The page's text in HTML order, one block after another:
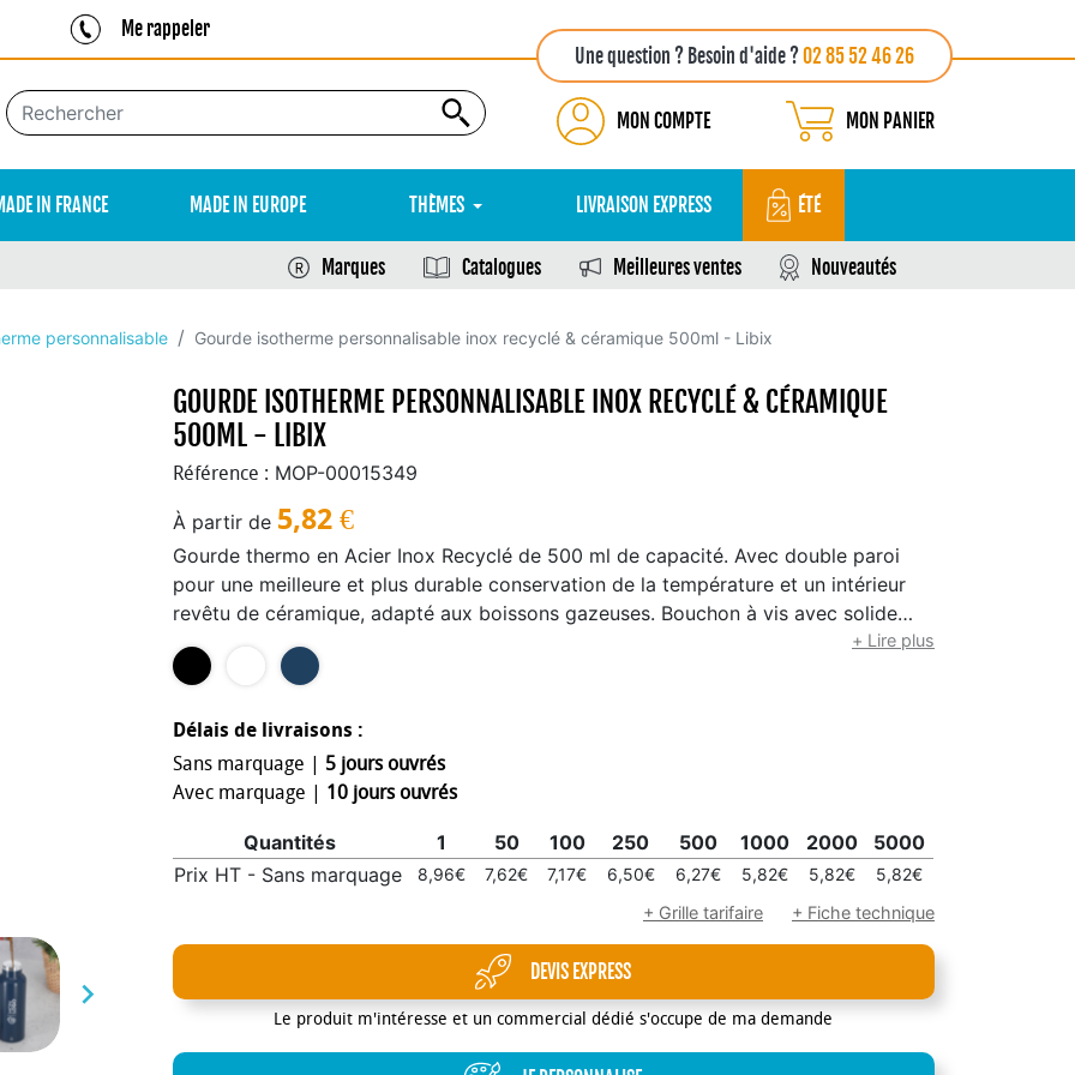
Me rappeler
Une question ? Besoin d'aide ?02 85 52 46 26
MON COMPTE MON PANIER
IN FRANCE MADE IN EUROPE THÈMES LIVRAISON EXPRESS ÉTÉ
Marques Catalogues Meilleures ventes Nouveautés
personnalisable Gourde isotherme personnalisable inox recyclé & céramique 500ml - Libix

GOURDE ISOTHERME PERSONNALISABLE INOX RECYCLÉ & CÉRAMIQUE
500ML - LIBIX
Référence : MOP-00015349
À partir de 5,82 €
Gourde thermo en Acier Inox Recyclé de 500 ml de capacité. Avec double paroi
pour une meilleure et plus durable conservation de la température et un intérieur
revêtu de céramique, adapté aux boissons gazeuses. Bouchon à vis avec solide
anse de transport en acier poli. Avec distinction Acier Inox Recyclé.
+ Lire plus
Délais de livraisons :
Sans marquage | 5 jours ouvrés
Avec marquage | 10 jours ouvrés
Quantités 1 50 100 250 500 1000 2000
5000
Prix HT - Sans marquage
8,96€ 7,62€ 7,17€ 6,50€ 6,27€ 5,82€ 5,82€
5,82€
+ Grille tarifaire
+ Fiche technique
DEVIS EXPRESS
Le produit m'intéresse et un commercial dédié s'occupe de ma demande